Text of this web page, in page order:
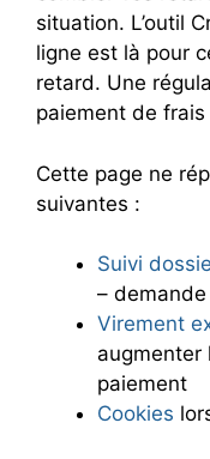
situation. L’outil
ligne est là pour
retard. Une
paiement de
Cette page ne
suivantes :
Suivi
–
Virement
augmenter
paiement
Cookies